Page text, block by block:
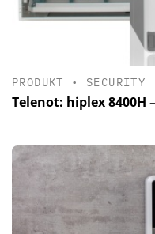
PRODUKT • SECURITY
Telenot: hiplex 8400H